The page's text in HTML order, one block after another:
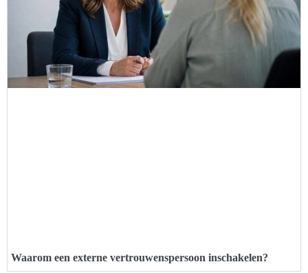
Waarom een externe vertrouwenspersoon inschakelen?